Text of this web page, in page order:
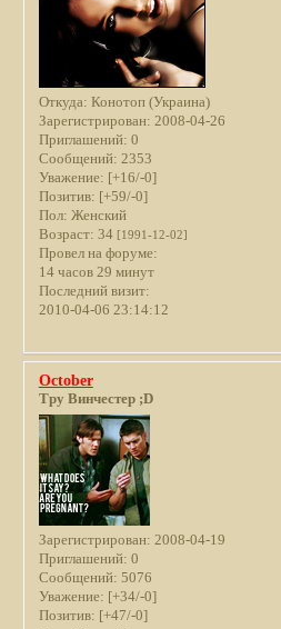
Откуда: Конотоп (Украина)
Зарегистрирован: 2008-04-26
Приглашений: 0
Сообщений: 2353
Уважение: [+16/-0]
Позитив: [+59/-0]
Пол: Женский
Возраст: 34 [1991-12-02]
Провел на форуме:
14 часов 29 минут
Последний визит:
2010-04-06 23:14:12
October
Тру Винчестер ;D
Зарегистрирован: 2008-04-19
Приглашений: 0
Сообщений: 5076
Уважение: [+34/-0]
Позитив: [+47/-0]